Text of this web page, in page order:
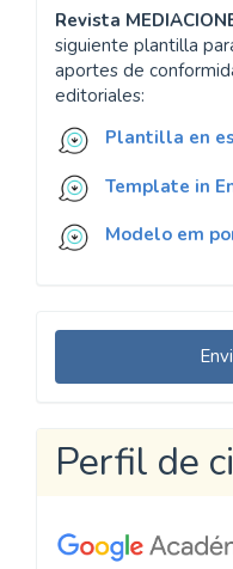
Revista
siguiente plantilla
aportes de
editoriales:
Plantilla en
Template in
Modelo em
Enviar
un
Perfil de